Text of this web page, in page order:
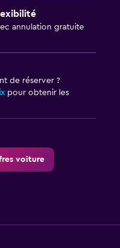
annulation gratuite
de réserver ?
pour obtenir les
voiture